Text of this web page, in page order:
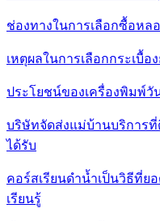
ช่องทางในการเลือกซื้อหล
เหตุผลในการเลือกกระเบื้อ
ประโยชน์ของเครื่องพิมพ์
บริษัทจัดส่งแม่บ้านบริกา
ได้รับ
คอร์สเรียนดำน้ำเป็นวิธีที่ย
เรียนรู้